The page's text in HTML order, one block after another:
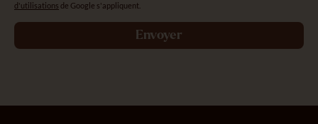
d'utilisations de Google s'appliquent.
Envoyer